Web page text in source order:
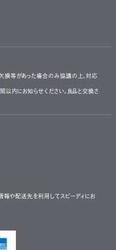
損等があった場合のみ協議の上、対応
内にお知らせください。良品と交換さ
報や配送先を利用してスピーディにお